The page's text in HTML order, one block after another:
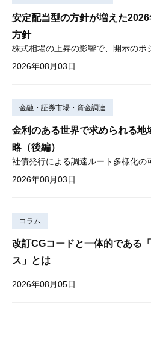
安定配当型の方針が増えた
方針
2026年08月03日
金融・証券市場・資金調達
金利のある世界で求められる地
略（後編）
社債発行による調達ルート多様化の
2026年08月03日
コラム
改訂CGコードと一体的である
ス」とは
2026年08月05日